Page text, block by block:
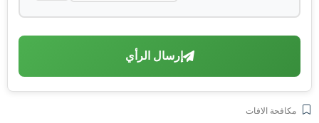
إرسال الرأي
مكافحة الافات